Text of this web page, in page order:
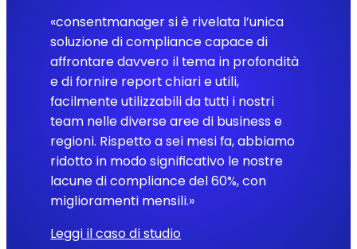
«consentmanager si è rivelata l’unica
soluzione di compliance capace di
affrontare davvero il tema in profondità
e di fornire report chiari e utili,
facilmente utilizzabili da tutti i nostri
team nelle diverse aree di business e
regioni. Rispetto a sei mesi fa, abbiamo
ridotto in modo significativo le nostre
lacune di compliance del 60%, con
miglioramenti mensili.»
Leggi il caso di studio